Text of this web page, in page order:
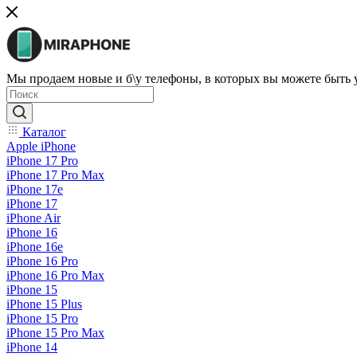
Мы продаем новые и б\у телефоны, в которых вы можете быть
Каталог
Apple iPhone
iPhone 17 Pro
iPhone 17 Pro Max
iPhone 17e
iPhone 17
iPhone Air
iPhone 16
iPhone 16e
iPhone 16 Pro
iPhone 16 Pro Max
iPhone 15
iPhone 15 Plus
iPhone 15 Pro
iPhone 15 Pro Max
iPhone 14